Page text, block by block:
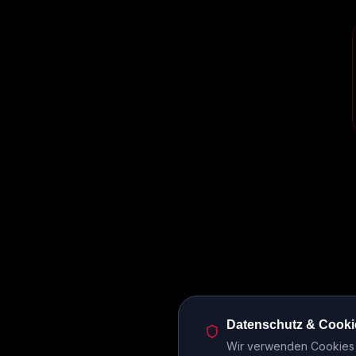
Datenschutz &
Wir verwenden